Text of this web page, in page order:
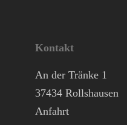
Kontakt
An der Tränke 1
37434 Rollshausen
Anfahrt